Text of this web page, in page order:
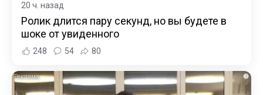
20 ч. назад
Ролик длится пару секунд, но вы будете в
шоке от увиденного
248 54 80
i